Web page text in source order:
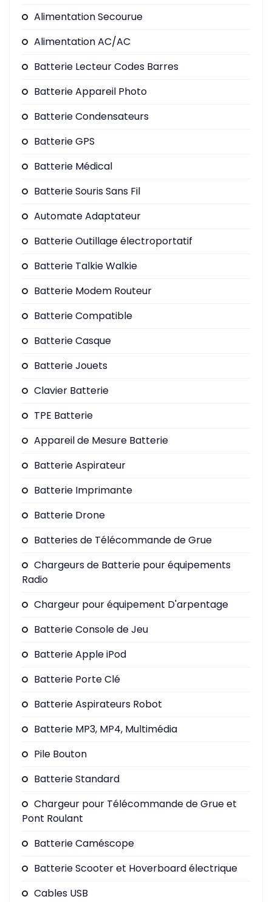
Alimentation Secourue
Alimentation AC/AC
Batterie Lecteur Codes Barres
Batterie Appareil Photo
Batterie Condensateurs
Batterie GPS
Batterie Médical
Batterie Souris Sans Fil
Automate Adaptateur
Batterie Outillage électroportatif
Batterie Talkie Walkie
Batterie Modem Routeur
Batterie Compatible
Batterie Casque
Batterie Jouets
Clavier Batterie
TPE Batterie
Appareil de Mesure Batterie
Batterie Aspirateur
Batterie Imprimante
Batterie Drone
Batteries de Télécommande de Grue
Chargeurs de Batterie pour équipements
Radio
Chargeur pour équipement D'arpentage
Batterie Console de Jeu
Batterie Apple iPod
Batterie Porte Clé
Batterie Aspirateurs Robot
Batterie MP3, MP4, Multimédia
Pile Bouton
Batterie Standard
Chargeur pour Télécommande de Grue et
Pont Roulant
Batterie Caméscope
Batterie Scooter et Hoverboard électrique
Cables USB